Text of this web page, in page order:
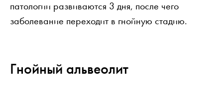
патологии развиваются 3 дня, после чего
заболевание переходит в гнойную стадию.
Гнойный альвеолит